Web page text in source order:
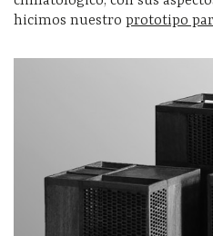
hicimos nuestro prototipo